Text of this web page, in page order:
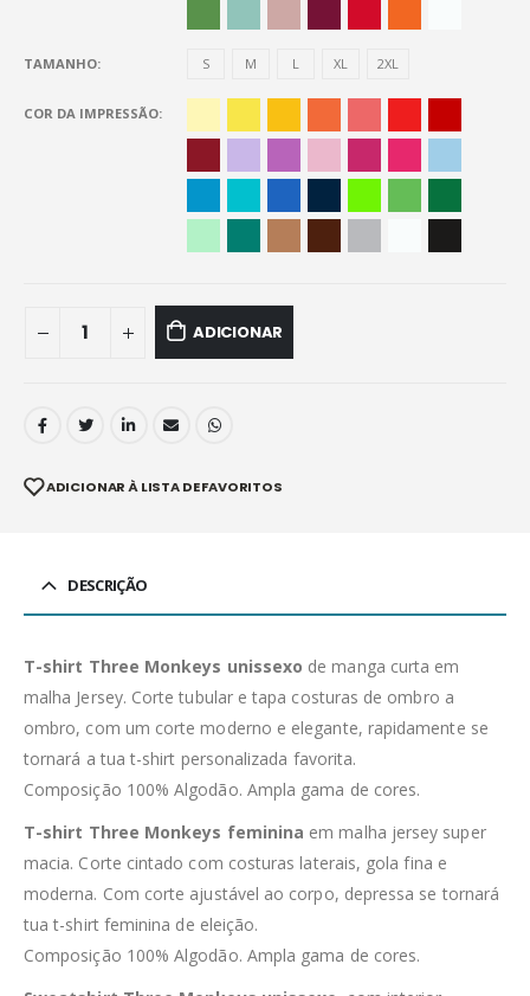
TAMANHO S M L XL 2XL
COR DA IMPRESSÃO
ADICIONAR
ADICIONAR À LISTA DE FAVORITOS
DESCRIÇÃO
T-shirt Three Monkeys unissexo de manga curta em
malha Jersey. Corte tubular e tapa costuras de ombro a
ombro, com um corte moderno e elegante, rapidamente se
tornará a tua t-shirt personalizada favorita.
Composição 100% Algodão. Ampla gama de cores.
T-shirt Three Monkeys feminina em malha jersey super
macia. Corte cintado com costuras laterais, gola fina e
moderna. Com corte ajustável ao corpo, depressa se tornará
tua t-shirt feminina de eleição.
Composição 100% Algodão. Ampla gama de cores.